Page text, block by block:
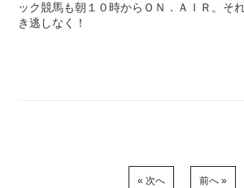
ック競馬も朝１０時からＯＮ．ＡＩＲ。そ
き逃しなく！
« 次へ 前へ »